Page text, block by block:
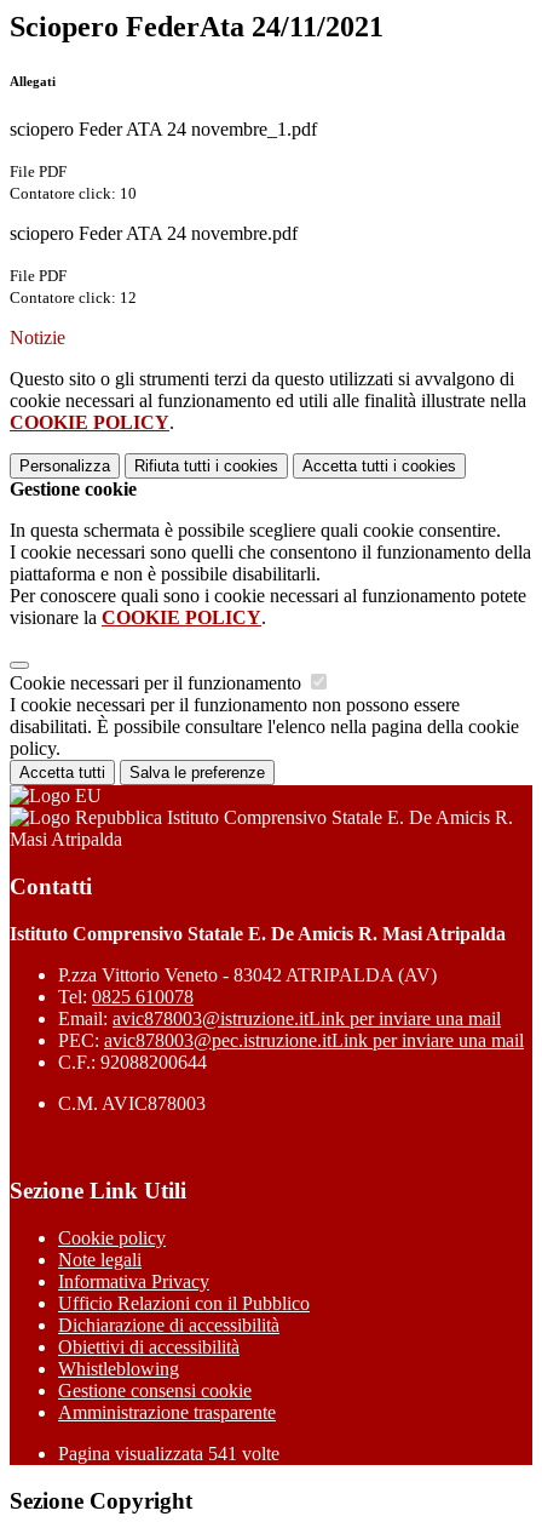
Sciopero FederAta 24/11/2021
Allegati
sciopero Feder ATA 24 novembre_1.pdf
File PDF
Contatore click: 10
sciopero Feder ATA 24 novembre.pdf
File PDF
Contatore click: 12
Notizie
Questo sito o gli strumenti terzi da questo utilizzati si avvalgono di
cookie necessari al funzionamento ed utili alle finalità illustrate nella
COOKIE POLICY.
Personalizza Rifiuta tutti i cookies Accetta tutti i cookies
Gestione cookie
In questa schermata è possibile scegliere quali cookie consentire.
I cookie necessari sono quelli che consentono il funzionamento della
piattaforma e non è possibile disabilitarli.
Per conoscere quali sono i cookie necessari al funzionamento potete
visionare la COOKIE POLICY.
Cookie necessari per il funzionamento
I cookie necessari per il funzionamento non possono essere
disabilitati. È possibile consultare l'elenco nella pagina della cookie
policy.
Accetta tutti Salva le preferenze
Istituto Comprensivo Statale E. De Amicis R.
Masi Atripalda
Contatti
Istituto Comprensivo Statale E. De Amicis R. Masi Atripalda
P.zza Vittorio Veneto - 83042 ATRIPALDA (AV)
Tel: 0825 610078
Email: avic878003@istruzione.itLink per inviare una mail
PEC: avic878003@pec.istruzione.itLink per inviare una mail
C.F.: 92088200644
C.M. AVIC878003
Sezione Link Utili
Cookie policy
Note legali
Informativa Privacy
Ufficio Relazioni con il Pubblico
Dichiarazione di accessibilità
Obiettivi di accessibilità
Whistleblowing
Gestione consensi cookie
Amministrazione trasparente
Pagina visualizzata 541 volte
Sezione Copyright